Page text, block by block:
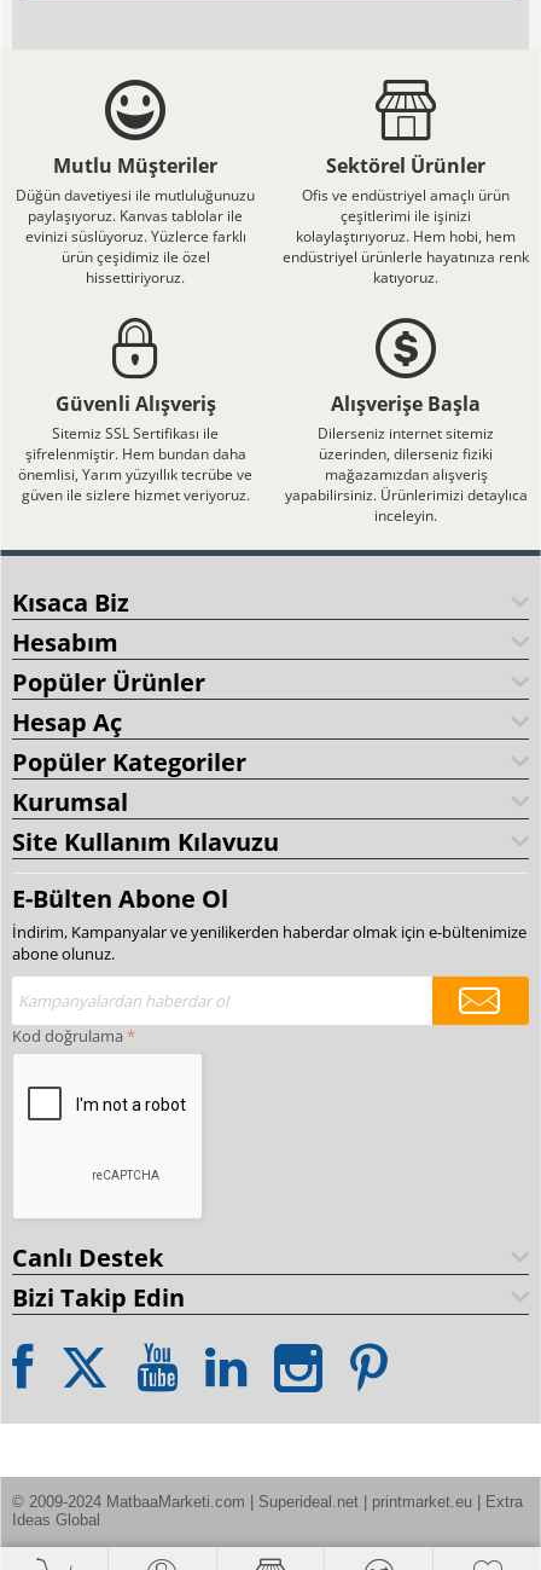
Mutlu Müşteriler
Düğün davetiyesi ile mutluluğunuzu
paylaşıyoruz. Kanvas tablolar ile
evinizi süslüyoruz. Yüzlerce farklı
ürün çeşidimiz ile özel
hissettiriyoruz.
Sektörel Ürünler
Ofis ve endüstriyel amaçlı ürün
çeşitlerimi ile işinizi
kolaylaştırıyoruz. Hem hobi, hem
endüstriyel ürünlerle hayatınıza renk
katıyoruz.
Güvenli Alışveriş
Sitemiz SSL Sertifikası ile
şifrelenmiştir. Hem bundan daha
önemlisi, Yarım yüzyıllık tecrübe ve
güven ile sizlere hizmet veriyoruz.
Alışverişe Başla
Dilerseniz internet sitemiz
üzerinden, dilerseniz fiziki
mağazamızdan alışveriş
yapabilirsiniz. Ürünlerimizi detaylıca
inceleyin.
Kısaca Biz
Hesabım
Popüler Ürünler
Hesap Aç
Popüler Kategoriler
Kurumsal
Site Kullanım Kılavuzu
E-Bülten Abone Ol
İndirim, Kampanyalar ve yenilikerden haberdar olmak için e-bültenimize
abone olunuz.
Kod doğrulama
Canlı Destek
Bizi Takip Edin
© 2009-2024 MatbaaMarketi.com | Superideal.net | printmarket.eu | Extra
Ideas Global